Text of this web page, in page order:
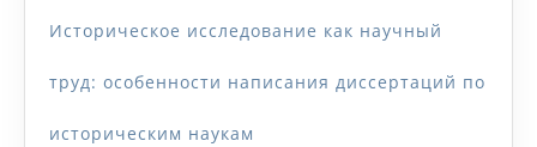
Историческое исследование как научный
труд: особенности написания диссертаций по
историческим наукам